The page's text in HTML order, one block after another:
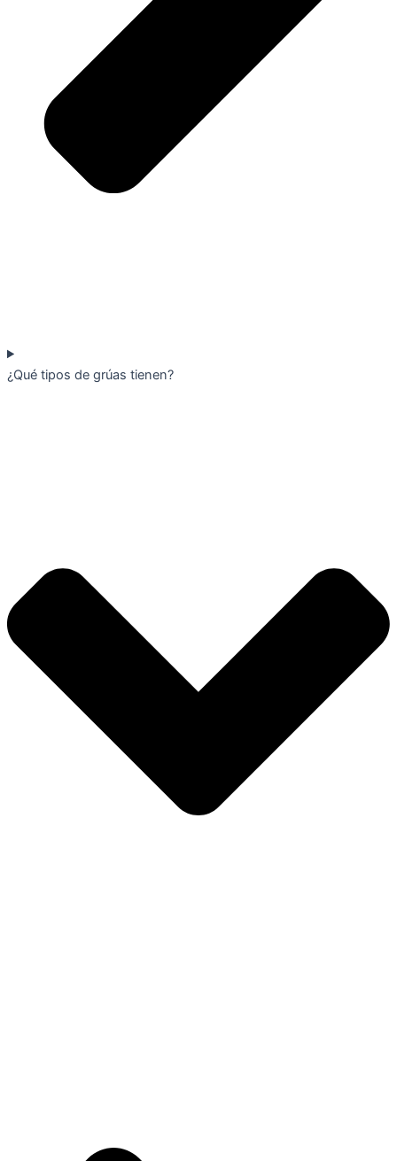
¿Qué tipos de grúas tienen?